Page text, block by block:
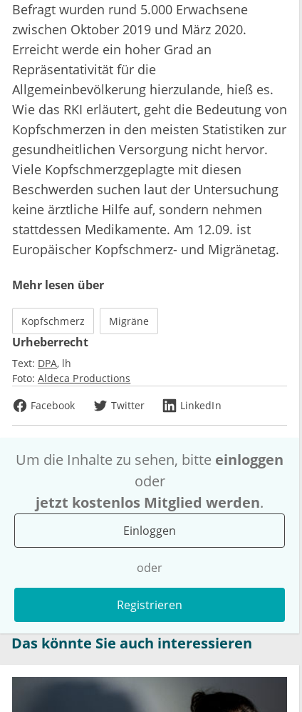
Befragt wurden rund 5.000 Erwachsene
zwischen Oktober 2019 und März 2020.
Erreicht werde ein hoher Grad an
Repräsentativität für die
Allgemeinbevölkerung hierzulande, hieß es.
Wie das RKI erläutert, geht die Bedeutung von
Kopfschmerzen in den meisten Statistiken zur
gesundheitlichen Versorgung nicht hervor.
Viele Kopfschmerzgeplagte mit diesen
Beschwerden suchen laut der Untersuchung
keine ärztliche Hilfe auf, sondern nehmen
stattdessen Medikamente. Am 12.09. ist
Europäischer Kopfschmerz- und Migränetag.
Mehr lesen über
Kopfschmerz Migräne
Urheberrecht
Text: DPA lh
Foto: Aldeca Productions
Facebook
Twitter LinkedIn
Um die Inhalte zu sehen, bitte einloggen
oder
jetzt kostenlos Mitglied werden.
Einloggen
oder
Registrieren
Das könnte Sie auch interessieren